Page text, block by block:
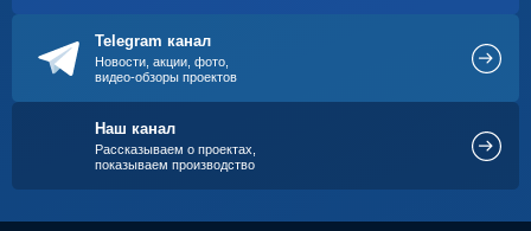
Telegram канал
Новости, акции, фото,
видео-обзоры проектов
Наш канал
Рассказываем о проектах,
показываем производство